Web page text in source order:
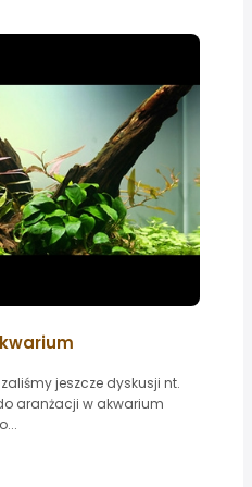
jeszcze dyskusji nt.
aranżacji w akwarium